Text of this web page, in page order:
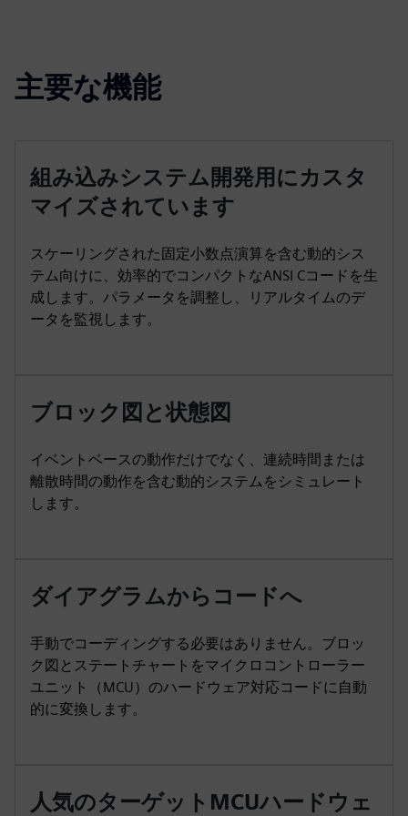
主要な機能
組み込みシステム開発用にカスタ
マイズされています
スケーリングされた固定小数点演算を含む動的シス
テム向けに、効率的でコンパクトなANSI Cコードを生
成します。パラメータを調整し、リアルタイムのデ
ータを監視します。
ブロック図と状態図
イベントベースの動作だけでなく、連続時間または
離散時間の動作を含む動的システムをシミュレート
します。
ダイアグラムからコードへ
手動でコーディングする必要はありません。ブロッ
ク図とステートチャートをマイクロコントローラー
ユニット（MCU）のハードウェア対応コードに自動
的に変換します。
人気のターゲットMCUハードウェ